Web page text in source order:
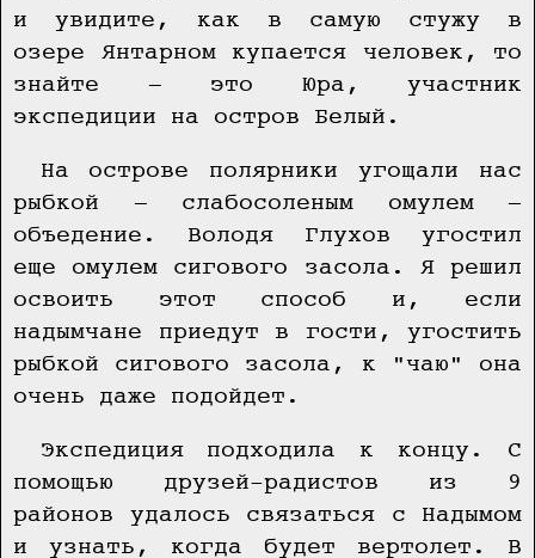
и увидите, как в самую стужу в
озере Янтарном купается человек, то
знайте — это Юра, участник
экспедиции на остров Белый.
На острове полярники угощали нас
рыбкой — слабосоленым омулем —
объедение. Володя Глухов угостил
еще омулем сигового засола. Я решил
освоить этот способ и, если
надымчане приедут в гости, угостить
рыбкой сигового засола, к "чаю" она
очень даже подойдет.
Экспедиция подходила к концу. С
помощью друзей-радистов из 9
районов удалось связаться с Надымом
и узнать, когда будет вертолет. В